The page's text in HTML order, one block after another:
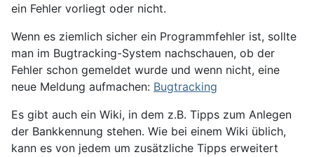
ein Fehler vorliegt oder nicht.
Wenn es ziemlich sicher ein Programmfehler ist, sollte
man im Bugtracking-System nachschauen, ob der
Fehler schon gemeldet wurde und wenn nicht, eine
neue Meldung aufmachen: Bugtracking
Es gibt auch ein Wiki, in dem z.B. Tipps zum Anlegen
der Bankkennung stehen. Wie bei einem Wiki üblich,
kann es von jedem um zusätzliche Tipps erweitert